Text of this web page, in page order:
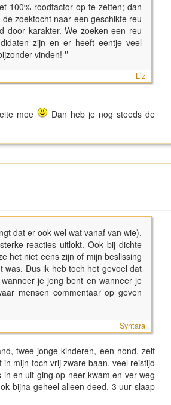
100% roodfactor op te zetten; dan
zoektocht naar een geschikte reu
door karakter. We zoeken een reu
zijn en er heeft eentje veel
vinden! "
Liz
mee
Dan heb je nog steeds de
dat er ook wel wat vanaf van wie),
reacties uitlokt. Ook bij dichte
het niet eens zijn of mijn beslissing
was. Dus ik heb toch het gevoel dat
je jong bent en wanneer je
mensen commentaar op geven
Syntara
twee jonge kinderen, een hond, zelf
mijn toch vrij zware baan, veel reistijd
en uit ging op neer kwam en ver weg
bijna geheel alleen deed. 3 uur slaap